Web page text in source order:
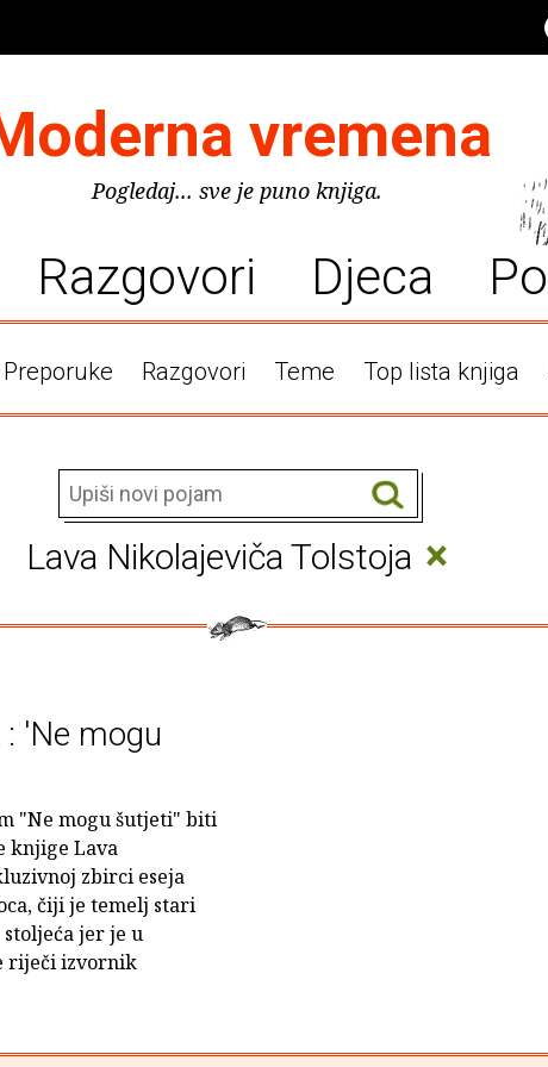
vremena
Pogledaj... sve je puno knjiga.
Razgovori Djeca
Preporuke Razgovori Teme Top lista knjiga
Lava Nikolajeviča Tolstoja ×
'Ne mogu
"Ne mogu šutjeti" biti
knjige Lava
zbirci eseja
čiji je temelj stari
jer je u
riječi izvornik